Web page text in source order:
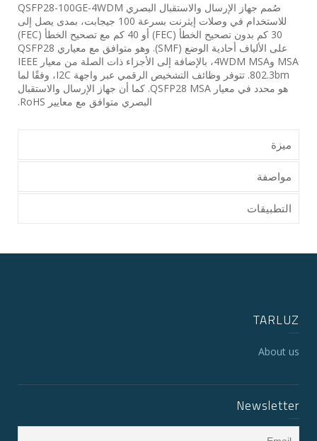
صُمم جهاز الإرسال والاستقبال البصري QSFP28-100GE-4WDM
للاستخدام في وصلات إيثرنت بسرعة 100 جيجابت، بمدى يصل إلى
30 كم بدون تصحيح الخطأ (FEC) أو 40 كم مع تصحيح الخطأ (FEC)
على الألياف أحادية الوضع (SMF). وهو متوافق مع معياري QSFP28
MSA و4WDM MSA، بالإضافة إلى الأجزاء ذات الصلة من معيار IEEE
802.3bm. تتوفر وظائف التشخيص الرقمي عبر واجهة I2C، وفقًا لما
هو محدد في معيار QSFP28 MSA. كما أن جهاز الإرسال والاستقبال
البصري متوافق مع معايير RoHS.
ميزة
مواصفة
التطبيقات
TARLUZ
About us
Newsletter